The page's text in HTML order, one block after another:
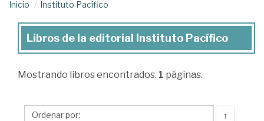
Inicio Instituto Pacífico
Libros
la
Instituto
Libros de la editorial Instituto Pacífico
Mostrando libros encontrados. 1 páginas.
↑